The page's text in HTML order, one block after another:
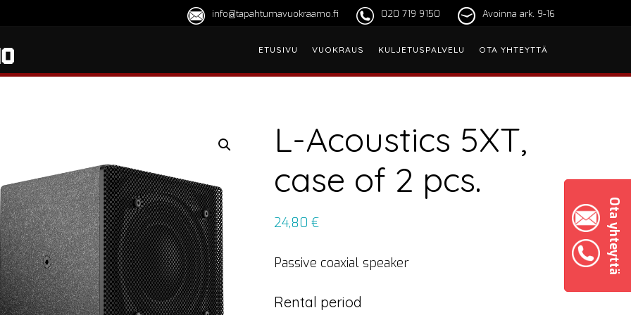
Ota yhteyttä
Avoinna ark. 9-16
020 719 9150
info@tapahtumavuokraamo.fi
ETUSIVU VUOKRAUS KULJETUSPALVELU OTA YHTEYTTÄ
L-Acoustics 5XT,
case of 2 pcs.
24,80 €
Passive coaxial speaker
Rental period